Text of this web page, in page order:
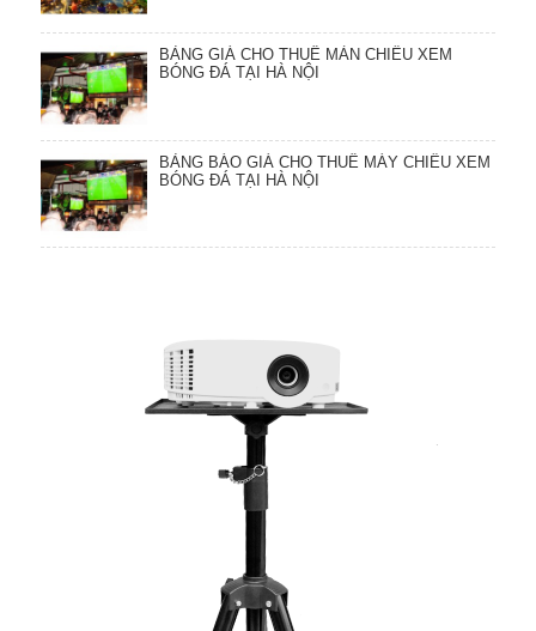
BẢNG GIÁ CHO THUÊ MÀN CHIẾU XEM
BÓNG ĐÁ TẠI HÀ NỘI
BẢNG BÁO GIÁ CHO THUÊ MÁY CHIẾU XEM
BÓNG ĐÁ TẠI HÀ NỘI